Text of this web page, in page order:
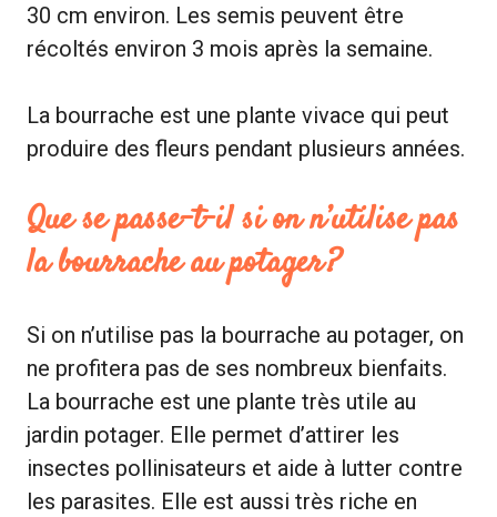
30 cm environ. Les semis peuvent être
récoltés environ 3 mois après la semaine.
La bourrache est une plante vivace qui peut
produire des fleurs pendant plusieurs années.
Que se passe-t-il si on n’utilise pas
la bourrache au potager ?
Si on n’utilise pas la bourrache au potager, on
ne profitera pas de ses nombreux bienfaits.
La bourrache est une plante très utile au
jardin potager. Elle permet d’attirer les
insectes pollinisateurs et aide à lutter contre
les parasites. Elle est aussi très riche en